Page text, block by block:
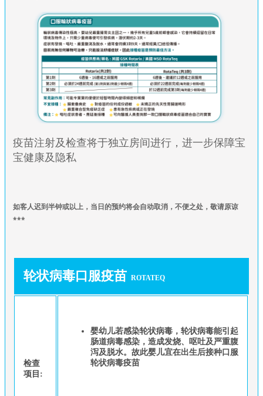
疫苗注射及检查将于独立房间进行，进一步保障宝
宝健康及隐私
如客人迟到半钟或以上，当日的预约将会自动取消，不便之处，敬请原谅
***
轮状病毒口服疫苗 ROTATEQ
检查
项目:
婴幼儿若感染轮状病毒，轮状病毒能引起
肠道病毒感染，造成发烧、呕吐及严重腹
泻及脱水。故此婴儿宜在出生后接种口服
轮状病毒疫苗